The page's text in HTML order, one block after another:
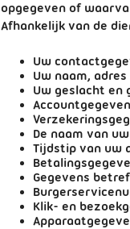
opgegeven of
Afhankelijk van de
Uw
Uw naam,
Uw geslacht en
De naam van
Tijdstip van uw
Gegevens
Klik- en